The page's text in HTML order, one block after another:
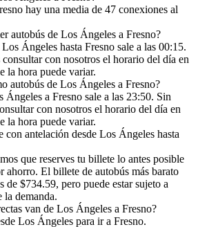
hay una media de 47 conexiones al
autobús de Los Ángeles a Fresno?
Ángeles hasta Fresno sale a las 00:15.
con nosotros el horario del día en
la hora puede variar.
autobús de Los Ángeles a Fresno?
a Fresno sale a las 23:50. Sin
con nosotros el horario del día en
la hora puede variar.
con antelación desde Los Ángeles hasta
que reserves tu billete lo antes posible
ahorro. El billete de autobús más barato
de $734.59, pero puede estar sujeto a
la demanda.
van de Los Ángeles a Fresno?
Los Ángeles para ir a Fresno.